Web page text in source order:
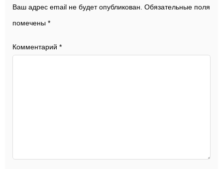
Ваш адрес email не будет опубликован. Обязательные поля
помечены *
Комментарий *